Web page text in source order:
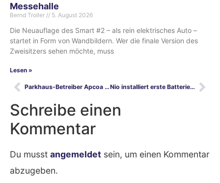
Messehalle
Bernd Troller 5. August 2026
Die Neuauflage des Smart #2 – als rein elektrisches Auto –
startet in Form von Wandbildern. Wer die finale Version des
Zweisitzers sehen möchte, muss
Lesen »
Parkhaus-Betreiber Apcoa plant 100.000 Ladepunkte bis 2035 an 12.000 Standorten￼ Nio installiert erste Batterie-Wechselstation in Zusmarshausen im Sortimo-Ladepark
Schreibe einen
Kommentar
Du musst angemeldet sein, um einen Kommentar
abzugeben.